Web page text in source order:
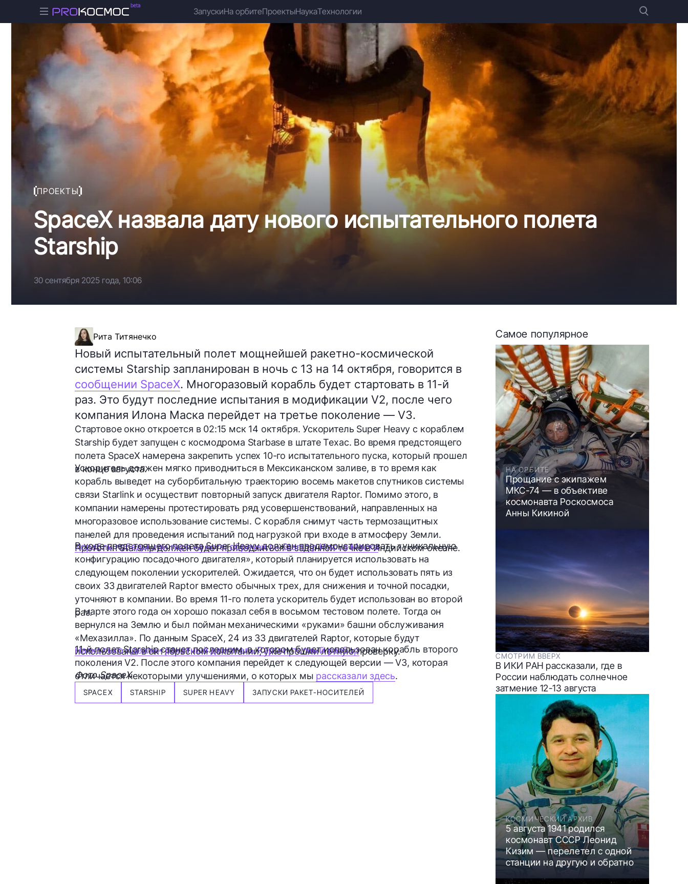
ЗапускиНа орбитеПроектыНаукаТехнологии
ПРОЕКТЫ
SpaceX назвала дату нового испытательного полета
Starship
30 сентября 2025 года, 10:06
Рита Титянечко
Новый испытательный полет мощнейшей ракетно-космической
системы Starship запланирован в ночь с 13 на 14 октября, говорится в
сообщении SpaceX. Многоразовый корабль будет стартовать в 11-й
раз. Это будут последние испытания в модификации V2, после чего
компания Илона Маска перейдет на третье поколение — V3.
Стартовое окно откроется в 02:15 мск 14 октября. Ускоритель Super Heavy с кораблем
Starship будет запущен с космодрома Starbase в штате Техас. Во время предстоящего
полета SpaceX намерена закрепить успех 10-го испытательного пуска, который прошел
в конце августа.
Ускоритель должен мягко приводниться в Мексиканском заливе, в то время как
корабль выведет на суборбитальную траекторию восемь макетов спутников системы
связи Starlink и осуществит повторный запуск двигателя Raptor. Помимо этого, в
компании намерены протестировать ряд усовершенствований, направленных на
многоразовое использование системы. С корабля снимут часть термозащитных
панелей для проведения испытаний под нагрузкой при входе в атмосферу Земли.
Прототип Starship должен будет приводниться в заданной точке в Индийском океане.
Корабль победы или гиря на ноге: обречен ли Starship Илона Маска
В ходе предстоящего полета Super Heavy должен продемонстрировать «уникальную
конфигурацию посадочного двигателя», который планируется использовать на
следующем поколении ускорителей. Ожидается, что он будет использовать пять из
своих 33 двигателей Raptor вместо обычных трех, для снижения и точной посадки,
уточняют в компании. Во время 11-го полета ускоритель будет использован во второй
раз.
В марте этого года он хорошо показал себя в восьмом тестовом полете. Тогда он
вернулся на Землю и был пойман механическими «руками» башни обслуживания
«Мехазилла». По данным SpaceX, 24 из 33 двигателей Raptor, которые будут
использованы в октябрьском испытании, уже прошли летную проверку.
Насколько идеален ракетный двигатель Raptor: полный разбор
11-й полет Starship станет последним, в котором будет использован корабль второго
поколения V2. После этого компания перейдет к следующей версии — V3, которая
отличается некоторыми улучшениями, о которых мы рассказали здесь.
Фото SpaceX
SPACEX STARSHIP SUPER HEAVY ЗАПУСКИ РАКЕТ-НОСИТЕЛЕЙ
Самое популярное
НА ОРБИТЕ
Прощание с экипажем
МКС-74 — в объективе
космонавта Роскосмоса
Анны Кикиной
СМОТРИМ ВВЕРХ
В ИКИ РАН рассказали, где в
России наблюдать солнечное
затмение 12-13 августа
КОСМИЧЕСКИЙ АРХИВ
5 августа 1941 родился
космонавт СССР Леонид
Кизим — перелетел с одной
станции на другую и обратно